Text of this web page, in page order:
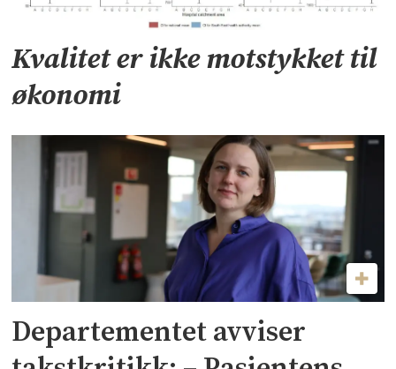
Kvalitet er ikke motstykket til
økonomi
Departementet avviser